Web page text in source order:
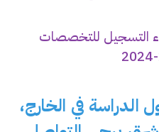
التسجيل للتخصصات
الدراسة في الخارج،